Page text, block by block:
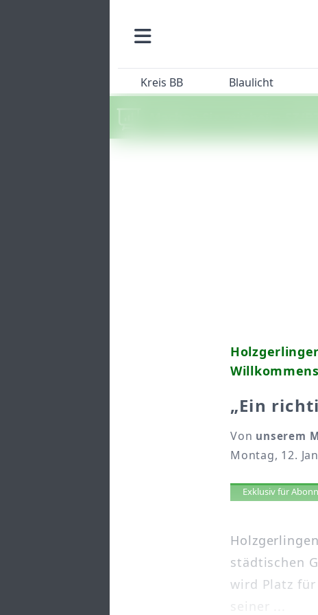
Kreis BB Blaulicht
Machen Sie mit beim SZ/
„Ein
Von unserem
Montag, 12.
Artikel
Exklusiv für
städtischen
wird Platz
seiner ...